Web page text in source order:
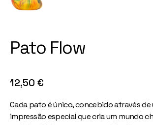
Pato Flow
12,50 €
Cada pato é único, concebido através
impressão especial que cria um mundo